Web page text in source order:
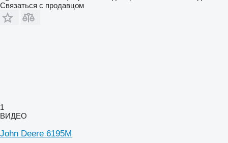
Связаться с продавцом
1
ВИДЕО
John Deere 6195M